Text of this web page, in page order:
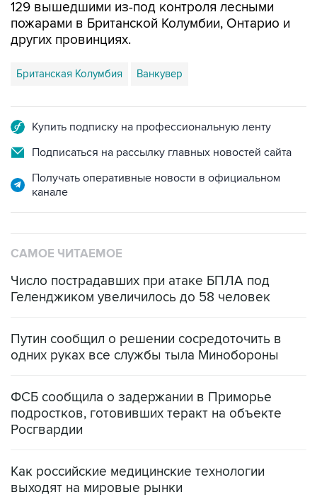
129 вышедшими из-под контроля лесными
пожарами в Британской Колумбии, Онтарио и
других провинциях.
Британская Колумбия Ванкувер
Купить подписку на профессиональную ленту
Подписаться на рассылку главных новостей сайта
Получать оперативные новости в официальном
канале
САМОЕ ЧИТАЕМОЕ
Число пострадавших при атаке БПЛА под
Геленджиком увеличилось до 58 человек
Путин сообщил о решении сосредоточить в
одних руках все службы тыла Минобороны
ФСБ сообщила о задержании в Приморье
подростков, готовивших теракт на объекте
Росгвардии
Как российские медицинские технологии
выходят на мировые рынки